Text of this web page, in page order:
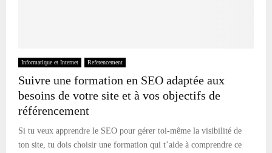
Informatique et Internet Referencement
Suivre une formation en SEO adaptée aux
besoins de votre site et à vos objectifs de
référencement
Si tu veux apprendre le SEO pour gérer toi-même la visibilité de
ton site, tu dois choisir une formation qui t’aide à comprendre ce